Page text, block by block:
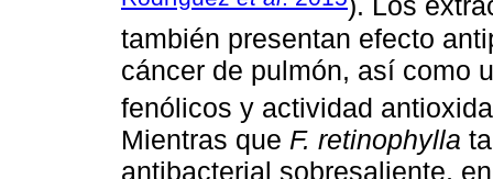
). Los
también presentan efecto
cáncer de pulmón, así como
fenólicos y actividad
Mientras que F. retinophylla
antibacterial sobresaliente,